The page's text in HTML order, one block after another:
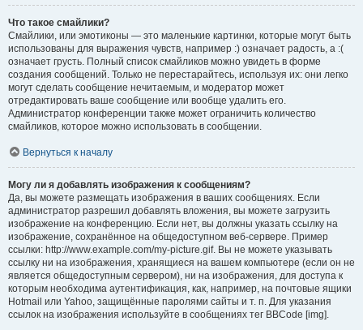
Что такое смайлики?
Смайлики, или эмотиконы — это маленькие картинки, которые могут быть
использованы для выражения чувств, например :) означает радость, а :(
означает грусть. Полный список смайликов можно увидеть в форме
создания сообщений. Только не перестарайтесь, используя их: они легко
могут сделать сообщение нечитаемым, и модератор может
отредактировать ваше сообщение или вообще удалить его.
Администратор конференции также может ограничить количество
смайликов, которое можно использовать в сообщении.
Вернуться к началу
Могу ли я добавлять изображения к сообщениям?
Да, вы можете размещать изображения в ваших сообщениях. Если
администратор разрешил добавлять вложения, вы можете загрузить
изображение на конференцию. Если нет, вы должны указать ссылку на
изображение, сохранённое на общедоступном веб-сервере. Пример
ссылки: http://www.example.com/my-picture.gif. Вы не можете указывать
ссылку ни на изображения, хранящиеся на вашем компьютере (если он не
является общедоступным сервером), ни на изображения, для доступа к
которым необходима аутентификация, как, например, на почтовые ящики
Hotmail или Yahoo, защищённые паролями сайты и т. п. Для указания
ссылок на изображения используйте в сообщениях тег BBCode [img].